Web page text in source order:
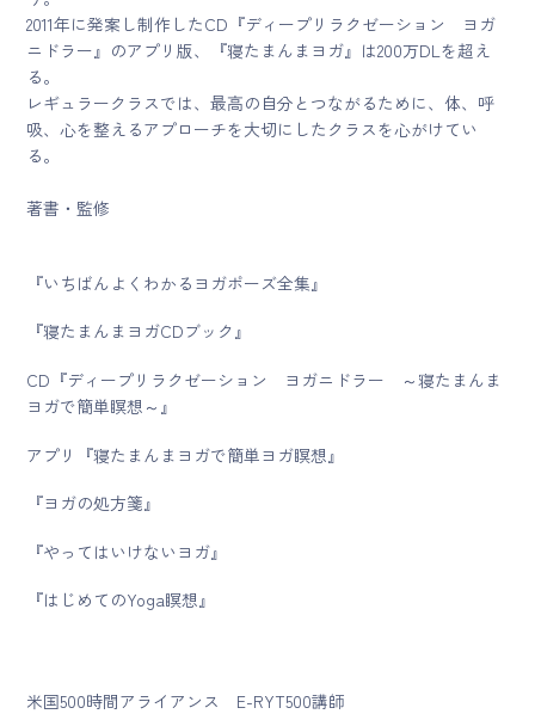
2011年に発案し制作したCD『ディープリラクゼーション ヨガ
ニドラー』のアプリ版、『寝たまんまヨガ』は200万DLを超え
る。
レギュラークラスでは、最高の自分とつながるために、体、呼
吸、心を整えるアプローチを大切にしたクラスを心がけてい
る。
著書・監修
『いちばんよくわかるヨガポーズ全集』
『寝たまんまヨガCDブック』
CD『ディープリラクゼーション ヨガニドラー ～寝たまんま
ヨガで簡単瞑想～』
アプリ『寝たまんまヨガで簡単ヨガ瞑想』
『ヨガの処方箋』
『やってはいけないヨガ』
『はじめてのYoga瞑想』
米国500時間アライアンス E-RYT500講師